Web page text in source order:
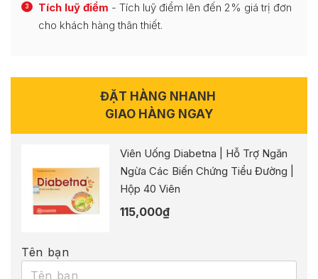
3 Tích luỹ điểm - Tích luỹ điểm lên đến 2% giá trị đơn
cho khách hàng thân thiết.
ĐẶT HÀNG NHANH
GIAO HÀNG NGAY
Viên Uống Diabetna | Hỗ Trợ Ngăn
Ngừa Các Biến Chứng Tiểu Đường |
Hộp 40 Viên
115,000₫
Tên bạn